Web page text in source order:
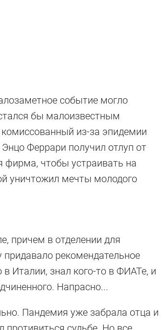
событие могло
бы малоизвестным
из-за эпидемии
Феррари получил отлуп от
фирма, чтобы устраивать на
уничтожил мечты молодого
причем в отделении для
рекомендательное
Италии, знал кого-то в ФИАТе, и
Напрасно...
Пандемия уже забрала отца и